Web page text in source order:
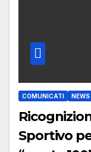
COMUNICATI NEWS
Sportivo